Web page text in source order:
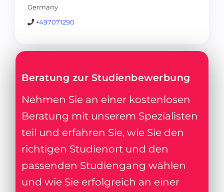
Germany
+497071290
Beratung zur Studienbewerbung
Nehmen Sie an einer kostenlosen
Beratung mit unserem Spezialisten
teil und erfahren Sie, wie Sie den
richtigen Studienort und den
passenden Studiengang wählen
und wie Sie erfolgreich an einer